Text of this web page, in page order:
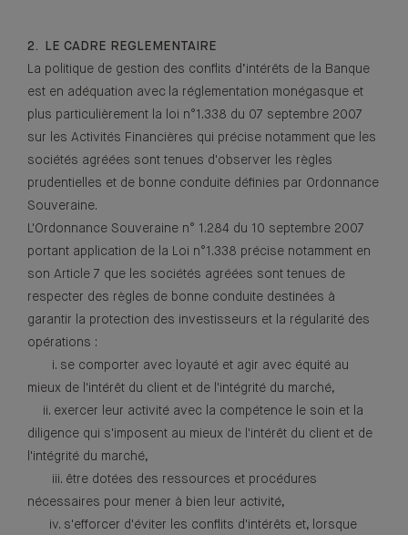
2. LE CADRE REGLEMENTAIRE
La politique de gestion des conflits d’intérêts de la Banque
est en adéquation avec la réglementation monégasque et
plus particulièrement la loi n°1.338 du 07 septembre 2007
sur les Activités Financières qui précise notamment que les
sociétés agréées sont tenues d'observer les règles
prudentielles et de bonne conduite définies par Ordonnance
Souveraine.
L'Ordonnance Souveraine n° 1.284 du 10 septembre 2007
portant application de la Loi n°1.338 précise notamment en
son Article 7 que les sociétés agréées sont tenues de
respecter des règles de bonne conduite destinées à
garantir la protection des investisseurs et la régularité des
opérations :
i. se comporter avec loyauté et agir avec équité au
mieux de l'intérêt du client et de l'intégrité du marché,
ii. exercer leur activité avec la compétence le soin et la
diligence qui s'imposent au mieux de l'intérêt du client et de
l'intégrité du marché,
iii. être dotées des ressources et procédures
nécessaires pour mener à bien leur activité,
iv. s'efforcer d'éviter les conflits d'intérêts et, lorsque